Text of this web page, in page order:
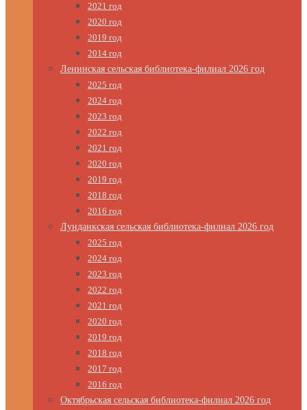
2021 год
2020 год
2019 год
2014 год
Ленинская сельская библиотека-филиал 2026 год
2025 год
2024 год
2023 год
2022 год
2021 год
2020 год
2019 год
2018 год
2016 год
Лунданкская сельская библиотека-филиал 2026 год
2025 год
2024 год
2023 год
2022 год
2021 год
2020 год
2019 год
2018 год
2017 год
2016 год
Октябрьская сельская библиотека-филиал 2026 год